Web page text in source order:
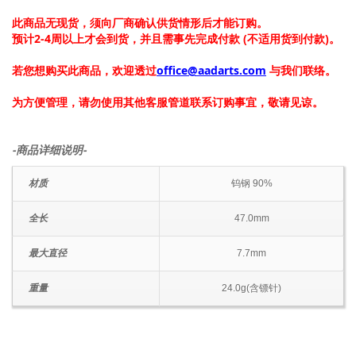
此商品无现货，须向厂商确认供货情形后才能订购。
预计2-4周以上才会到货，并且需事先完成付款 (不适用货到付款)。
若您想购买此商品，欢迎透过office@aadarts.com 与我们联络。
为方便管理，请勿使用其他客服管道联系订购事宜，敬请见谅。
-商品详细说明-
材质 钨钢 90%
全长 47.0mm
最大直径 7.7mm
重量 24.0g(含镖针)